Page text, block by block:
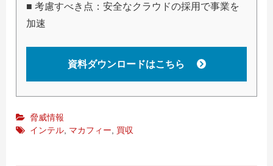
■ 考慮すべき点：安全なクラウドの採用で事業を
加速
資料ダウンロードはこちら
脅威情報
インテル マカフィー 買収